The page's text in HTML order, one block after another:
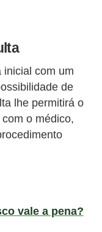
inicial com um
de
lhe permitirá o
o médico,
vale a pena?